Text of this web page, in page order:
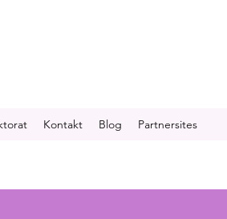
Kontakt Blog Partnersites